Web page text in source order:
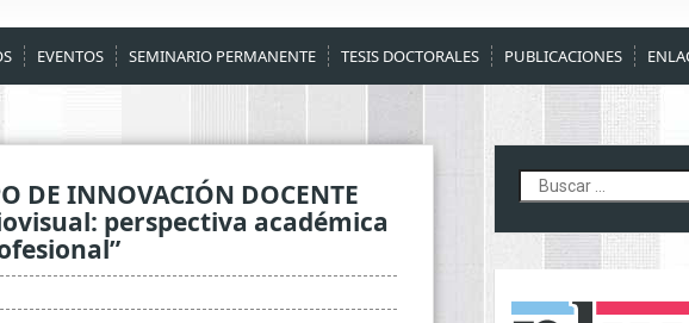
EVENTOS SEMINARIO PERMANENTE TESIS DOCTORALES PUBLICACIONES
DE INNOVACIÓN DOCENTE
perspectiva académica
Buscar: